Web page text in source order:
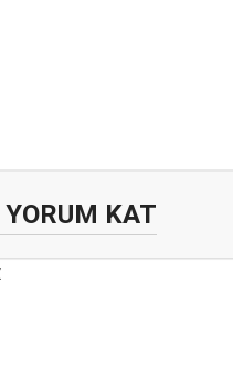
YORUM KAT